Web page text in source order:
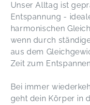
Unser Alltag ist
Entspannung -
harmonischen
wenn durch
aus dem
Zeit zum
Bei immer
geht dein Körper in